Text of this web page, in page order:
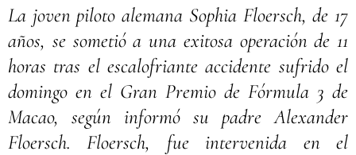
La joven piloto alemana Sophia Floersch, de 17
años, se sometió a una exitosa operación de 11
horas tras el escalofriante accidente sufrido el
domingo en el Gran Premio de Fórmula 3 de
Macao, según informó su padre Alexander
Floersch. Floersch, fue intervenida en el